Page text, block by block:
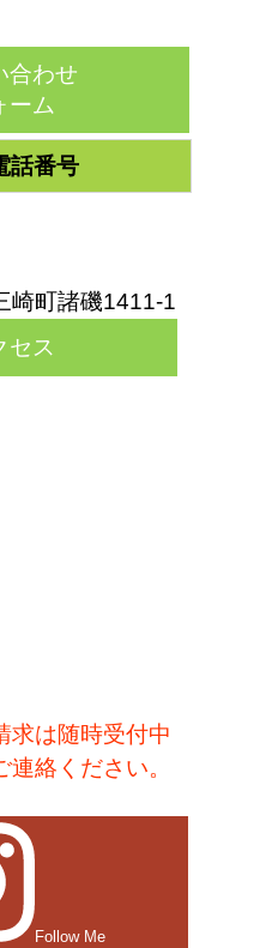
合わせ
ーム
話番号
崎町諸磯1411-1
セス
求は随時受付中
絡ください。
Follow Me